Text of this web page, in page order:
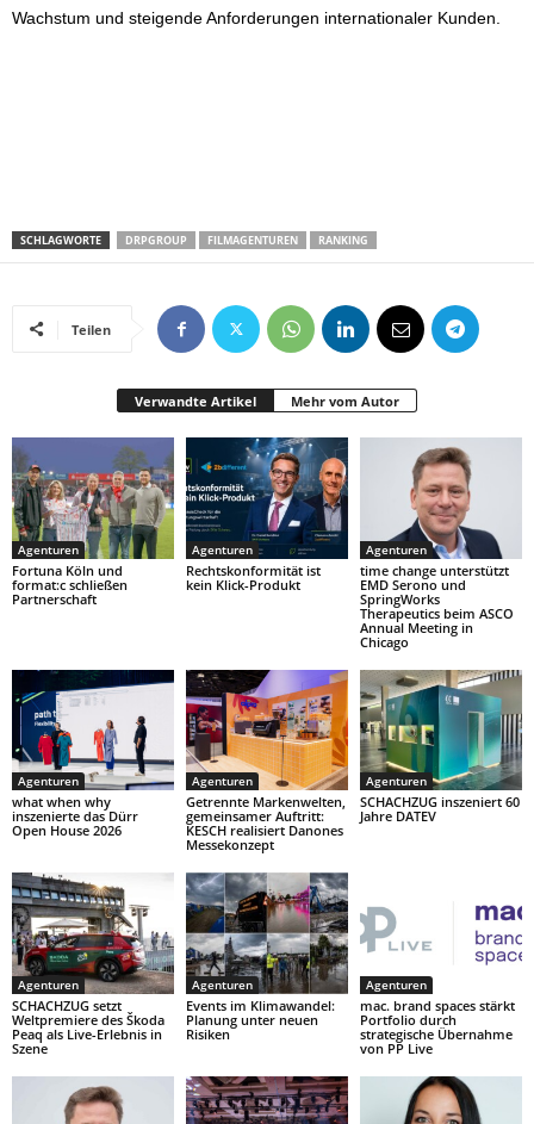
Wachstum und steigende Anforderungen internationaler Kunden.
SCHLAGWORTE DRPGROUP FILMAGENTUREN RANKING
Teilen
Verwandte Artikel Mehr vom Autor
Agenturen
Fortuna Köln und
format:c schließen
Partnerschaft
Agenturen
Rechtskonformität ist
kein Klick-Produkt
Agenturen
time change unterstützt
EMD Serono und
SpringWorks
Therapeutics beim ASCO
Annual Meeting in
Chicago
Agenturen
what when why
inszenierte das Dürr
Open House 2026
Agenturen
Getrennte Markenwelten,
gemeinsamer Auftritt:
KESCH realisiert Danones
Messekonzept
Agenturen
SCHACHZUG inszeniert 60
Jahre DATEV
Agenturen
SCHACHZUG setzt
Weltpremiere des Škoda
Peaq als Live-Erlebnis in
Szene
Agenturen
Events im Klimawandel:
Planung unter neuen
Risiken
Agenturen
mac. brand spaces stärkt
Portfolio durch
strategische Übernahme
von PP Live